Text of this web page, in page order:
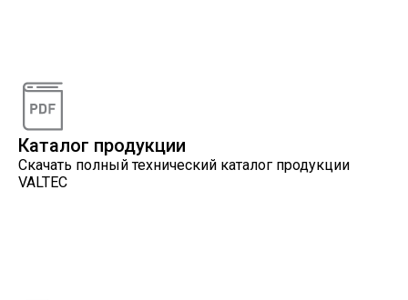
Каталог продукции
Скачать полный технический каталог продукции
VALTEC